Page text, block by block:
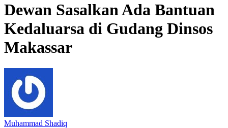
Dewan Sasalkan Ada Bantuan
Kedaluarsa di Gudang Dinsos
Makassar
Muhammad Shadiq